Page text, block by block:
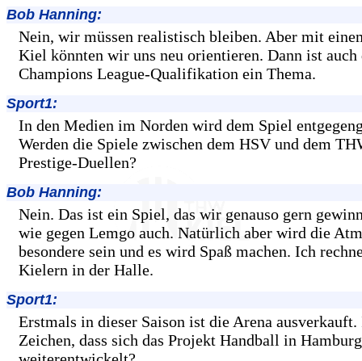
Bob Hanning:
Nein, wir müssen realistisch bleiben. Aber mit
Kiel könnten wir uns neu orientieren. Dann ist auch
Champions League-Qualifikation ein Thema.
Sport1:
In den Medien im Norden wird dem Spiel
Werden die Spiele zwischen dem HSV und dem
Prestige-Duellen?
Bob Hanning:
Nein. Das ist ein Spiel, das wir genauso gern
wie gegen Lemgo auch. Natürlich aber wird die
besondere sein und es wird Spaß machen. Ich
Kielern in der Halle.
Sport1:
Erstmals in dieser Saison ist die Arena ausverkauft.
Zeichen, dass sich das Projekt Handball in Hamburg